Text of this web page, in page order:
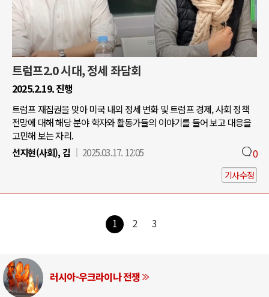
트럼프2.0 시대, 정세 좌담회
2025.2.19. 진행
트럼프 재집권을 맞아 미국 내외 정세 변화 및 트럼프 경제, 사회 정책
전망에 대해 해당 분야 학자와 활동가들의 이야기를 들어 보고 대응을
고민해 보는 자리.
선지현(사회), 김
2025.03.17. 12:05 0
기사수정
1 2 3
러시아-우크라이나 전쟁